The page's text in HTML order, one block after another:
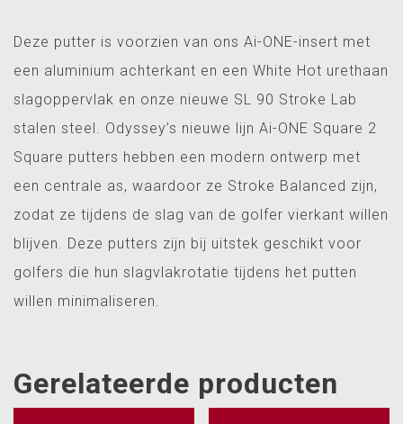
Deze putter is voorzien van ons Ai-ONE-insert met
een aluminium achterkant en een White Hot urethaan
slagoppervlak en onze nieuwe SL 90 Stroke Lab
stalen steel. Odyssey’s nieuwe lijn Ai-ONE Square 2
Square putters hebben een modern ontwerp met
een centrale as, waardoor ze Stroke Balanced zijn,
zodat ze tijdens de slag van de golfer vierkant willen
blijven. Deze putters zijn bij uitstek geschikt voor
golfers die hun slagvlakrotatie tijdens het putten
willen minimaliseren.
Gerelateerde producten